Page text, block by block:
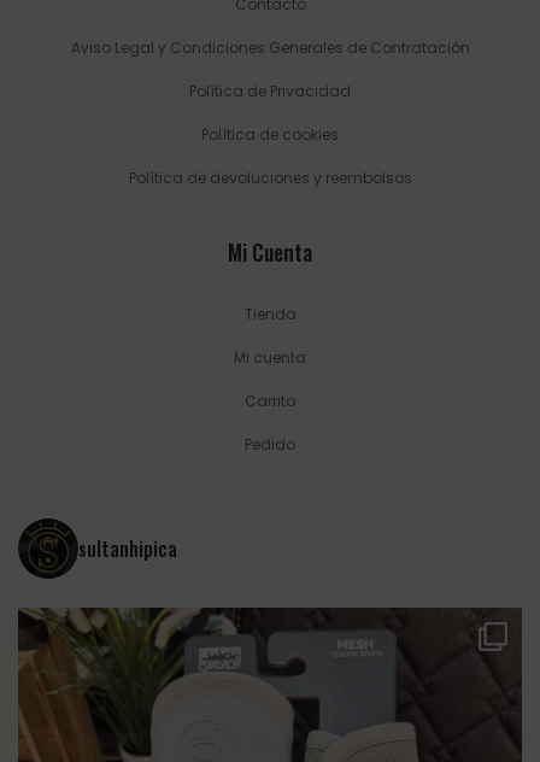
Aviso Legal y Condiciones Generales de Contratación
Política de Privacidad
Política de cookies
Política de devoluciones y reembolsos
Mi Cuenta
Tienda
Mi cuenta
Carrito
Pedido
sultanhipica